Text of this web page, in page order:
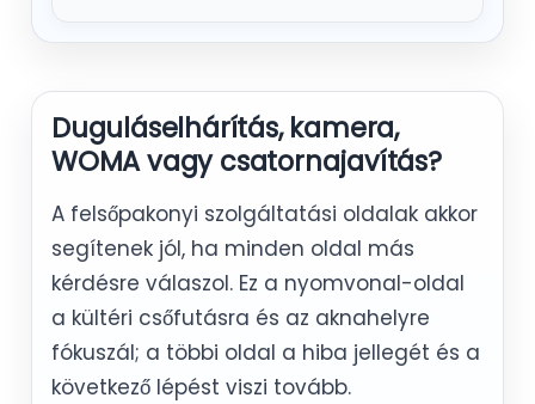
Duguláselhárítás, kamera,
WOMA vagy csatornajavítás?
A felsőpakonyi szolgáltatási oldalak akkor
segítenek jól, ha minden oldal más
kérdésre válaszol. Ez a nyomvonal-oldal
a kültéri csőfutásra és az aknahelyre
fókuszál; a többi oldal a hiba jellegét és a
következő lépést viszi tovább.